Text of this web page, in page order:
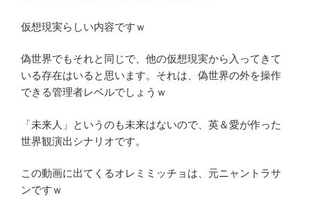
仮想現実らしい内容ですｗ
偽世界でもそれと同じで、他の仮想現実から入ってきて
いる存在はいると思います。それは、偽世界の外を操作
できる管理者レベルでしょうｗ
「未来人」というのも未来はないので、英＆愛が作った
世界観演出シナリオです。
この動画に出てくるオレミミッチョは、元ニャントラサ
ンですｗ